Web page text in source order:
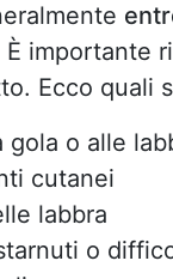
È importante
Ecco quali
gola o alle
cutanei
labbra
o